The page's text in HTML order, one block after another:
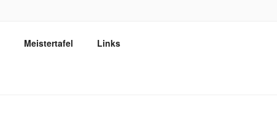
Meistertafel Links